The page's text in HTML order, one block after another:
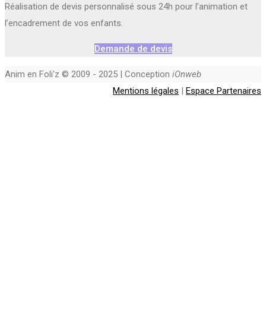
Réalisation de devis personnalisé sous 24h pour l’animation et
l’encadrement de vos enfants.
Demande de devis
Anim en Foli'z © 2009 - 2025 | Conception iOnweb
Mentions légales | Espace Partenaires